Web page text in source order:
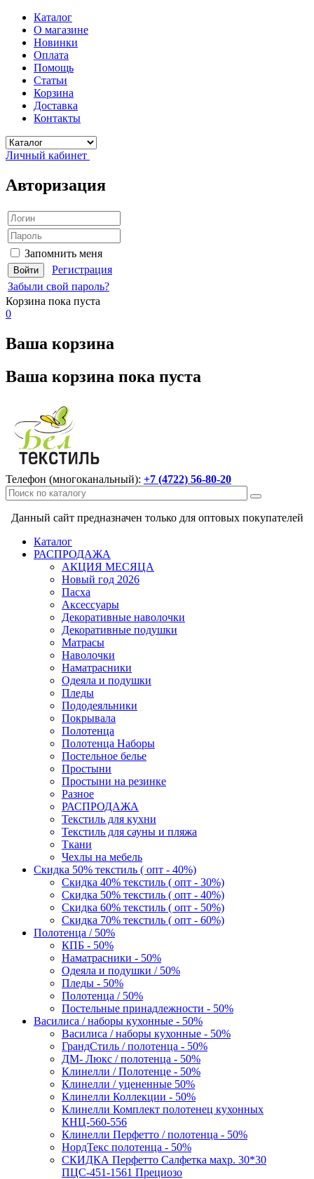
Каталог
О магазине
Новинки
Оплата
Помощь
Статьи
Корзина
Доставка
Контакты
Личный кабинет
Авторизация
Запомнить меня
Регистрация
Забыли свой пароль?
Корзина пока пуста
0
Ваша корзина
Ваша корзина пока пуста
Телефон (многоканальный): +7 (4722) 56-80-20
Данный сайт предназначен только для оптовых покупателей
Каталог
РАСПРОДАЖА
АКЦИЯ МЕСЯЦА
Новый год 2026
Пасха
Аксессуары
Декоративные наволочки
Декоративные подушки
Матрасы
Наволочки
Наматрасники
Одеяла и подушки
Пледы
Пододеяльники
Покрывала
Полотенца
Полотенца Наборы
Постельное белье
Простыни
Простыни на резинке
Разное
РАСПРОДАЖА
Текстиль для кухни
Текстиль для сауны и пляжа
Ткани
Чехлы на мебель
Скидка 50% текстиль ( опт - 40%)
Скидка 40% текстиль ( опт - 30%)
Скидка 50% текстиль ( опт - 40%)
Скидка 60% текстиль ( опт - 50%)
Скидка 70% текстиль ( опт - 60%)
Полотенца / 50%
КПБ - 50%
Наматрасники - 50%
Одеяла и подушки / 50%
Пледы - 50%
Полотенца / 50%
Постельные принадлежности - 50%
Василиса / наборы кухонные - 50%
Василиса / наборы кухонные - 50%
ГрандСтиль / полотенца - 50%
ДМ- Люкс / полотенца - 50%
Клинелли / Полотенце - 50%
Клинелли / уцененные 50%
Клинелли Коллекции - 50%
Клинелли Комплект полотенец кухонных
КНЦ-560-556
Клинелли Перфетто / полотенца - 50%
НордТекс полотенца - 50%
СКИДКА Перфетто Салфетка махр. 30*30
ПЦС-451-1561 Прециозо